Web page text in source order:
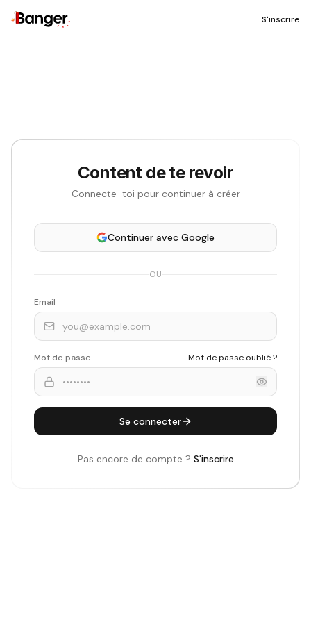
S'inscrire
Content de te revoir
Connecte-toi pour continuer à créer
Continuer avec Google
OU
Email
Mot de passe Mot de passe oublié ?
Se connecter
Pas encore de compte ? S'inscrire